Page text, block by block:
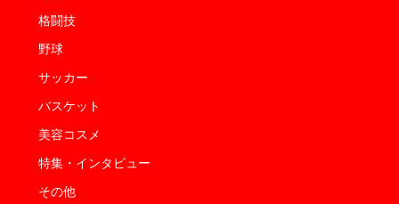
格闘技
野球
サッカー
バスケット
美容コスメ
特集・インタビュー
その他